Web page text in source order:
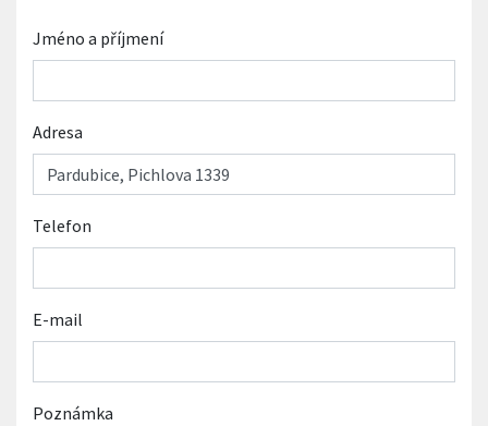
Jméno a příjmení
Adresa
Telefon
E-mail
Poznámka